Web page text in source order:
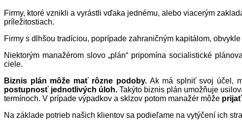
Firmy, ktoré vznikli a vyrástli vďaka jednému, alebo viacerým
príležitostiach.
Firmy s dlhšou tradíciou, poprípade zahraničným kapitálom,
Niektorým manažérom slovo „plán“ pripomína socialistické
ciele.
Biznis plán môže mať rôzne podoby. Ak má splniť svoj účel,
postupnosť jednotlivých úloh. Takýto biznis plán umožňuje
termínoch. V prípade výpadkov a sklzov potom manažér môže
Na základe potrieb našich klientov sa podieľame na vytýčení ich